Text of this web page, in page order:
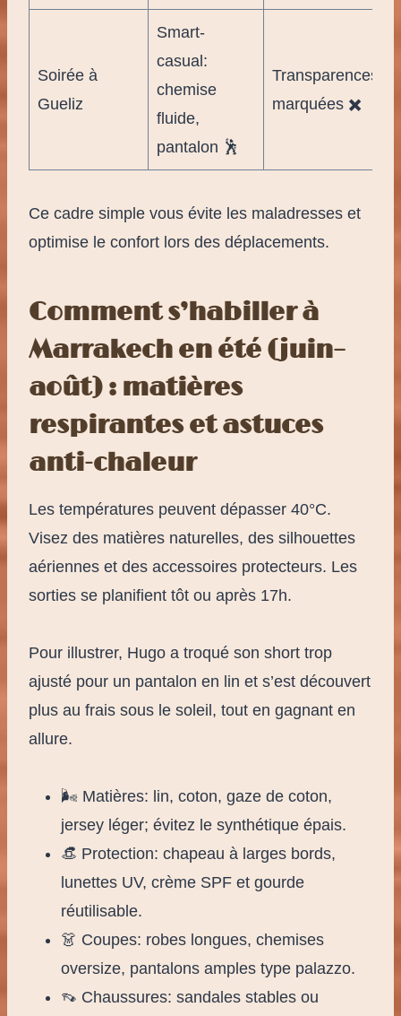
Soirée à
Gueliz
Smart-
casual:
chemise
fluide,
pantalon 🕺
Transparences
marquées ✖️
Ce cadre simple vous évite les maladresses et
optimise le confort lors des déplacements.
Comment s’habiller à
Marrakech en été (juin–
août) : matières
respirantes et astuces
anti-chaleur
Les températures peuvent dépasser 40°C.
Visez des matières naturelles, des silhouettes
aériennes et des accessoires protecteurs. Les
sorties se planifient tôt ou après 17h.
Pour illustrer, Hugo a troqué son short trop
ajusté pour un pantalon en lin et s’est découvert
plus au frais sous le soleil, tout en gagnant en
allure.
🌬️ Matières: lin, coton, gaze de coton,
jersey léger; évitez le synthétique épais.
👒 Protection: chapeau à larges bords,
lunettes UV, crème SPF et gourde
réutilisable.
👗 Coupes: robes longues, chemises
oversize, pantalons amples type palazzo.
👡 Chaussures: sandales stables ou